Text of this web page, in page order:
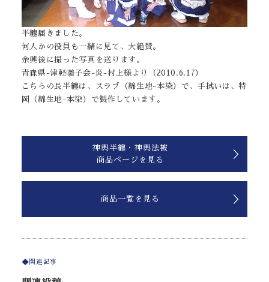
半纏届きました。
何人かの役員も一緒に見て、大絶賛。
余興後に撮った写真を送ります。
青森県-津軽囃子会-炎-村上様より（2010.6.17）
こちらの長半纏は、スラブ（綿生地-本染）で、手拭いは、特
岡（綿生地-本染）で製作しています。
商品一覧を見る
神輿半纏・神輿法被
商品ページを見る
関連記事